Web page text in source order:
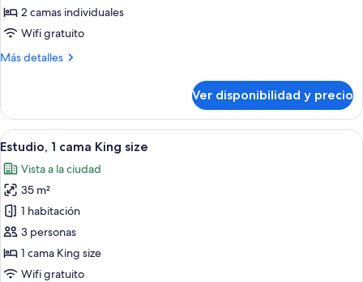
2
camas
individuales
2 camas individuales
Wifi gratuito
Más detalles
Más
2
camas
individuales
Ver disponibilidad y precio
Ver
todas
las
fotos
de
Estudio,
1
cama
Un dormitorio con una cama
6
Estudio, 1 cama King size
Vista a la ciudad
35 m²
1 habitación
3 personas
1 cama King size
Wifi gratuito